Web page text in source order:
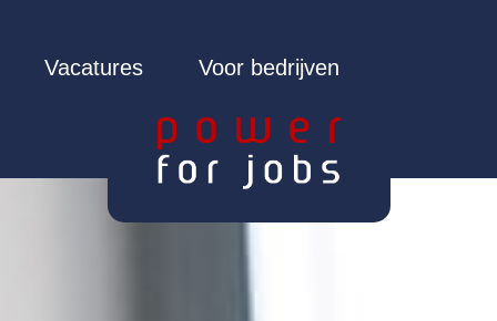
Vacatures Voor bedrijven